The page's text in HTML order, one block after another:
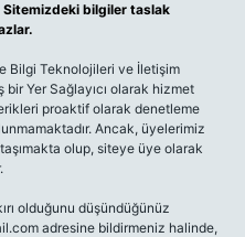
bilgiler taslak
Bilgi Teknolojileri ve İletişim
bir Yer Sağlayıcı olarak hizmet
proaktif olarak denetleme
Ancak, üyelerimiz
olup, siteye üye olarak
olduğunu düşündüğünüz
adresine bildirmeniz halinde,